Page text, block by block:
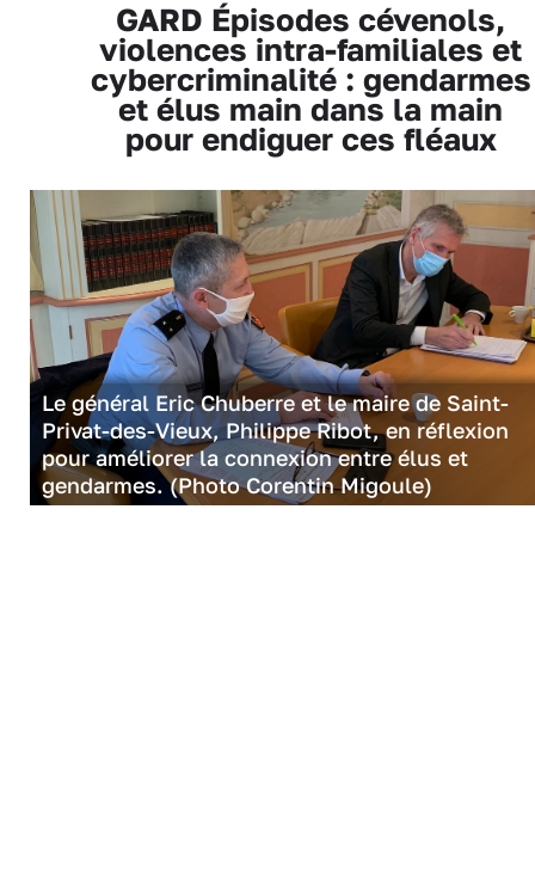
GARD Épisodes cévenols,
violences intra-familiales et
cybercriminalité : gendarmes
et élus main dans la main
pour endiguer ces fléaux
Le général Eric Chuberre et le maire de Saint-
Privat-des-Vieux, Philippe Ribot, en réflexion
pour améliorer la connexion entre élus et
gendarmes. (Photo Corentin Migoule)